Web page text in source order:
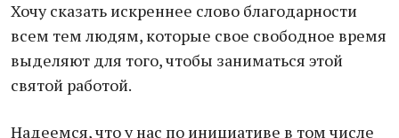
Хочу сказать искреннее слово благодарности
всем тем людям, которые свое свободное время
выделяют для того, чтобы заниматься этой
святой работой.
Надеемся, что у нас по инициативе в том числе